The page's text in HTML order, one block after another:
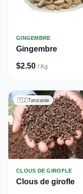
GINGEMBRE
Gingembre
$2.50 / Kg
🇹🇿Tanzanie
CLOUS DE GIROFLE
Clous de girofle